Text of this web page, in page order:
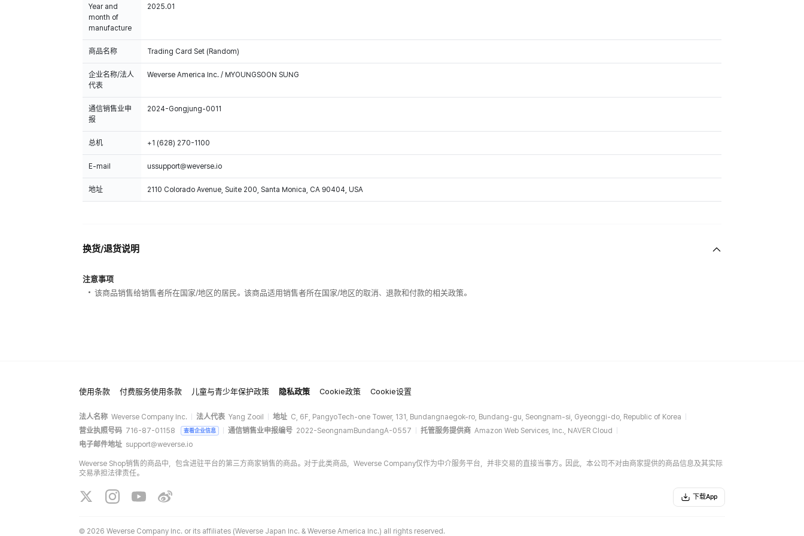
Year and
month of
manufacture
2025.01
商品名称 Trading Card Set (Random)
企业名称/法人
代表
Weverse America Inc. / MYOUNGSOON SUNG
通信销售业申
报
2024-Gongjung-0011
总机 +1 (628) 270-1100
E-mail ussupport@weverse.io
地址 2110 Colorado Avenue, Suite 200, Santa Monica, CA 90404, USA
换货/退货说明
注意事项
该商品销售给销售者所在国家/地区的居民。该商品适用销售者所在国家/地区的取消、退款和付款的相关政策。
使用条款 付费服务使用条款 儿童与青少年保护政策 隐私政策 Cookie政策 Cookie设置
法人名称 Weverse Company Inc. 法人代表 Yang Zooil 地址 C, 6F, PangyoTech-one Tower, 131, Bundangnaegok-ro, Bundang-gu, Seongnam-si, Gyeonggi-do, Republic of Korea
营业执照号码 716-87-01158 查看企业信息 通信销售业申报编号 2022-SeongnamBundangA-0557 托管服务提供商 Amazon Web Services, Inc., NAVER Cloud
电子邮件地址 support@weverse.io
Weverse Shop销售的商品中，包含进驻平台的第三方商家销售的商品。对于此类商品，Weverse Company仅作为中介服务平台，并非交易的直接当事方。因此，本公司不对由商家提供的商品信息及其实际
交易承担法律责任。
下载App
© 2026 Weverse Company Inc. or its affiliates (Weverse Japan Inc. & Weverse America Inc.) all rights reserved.